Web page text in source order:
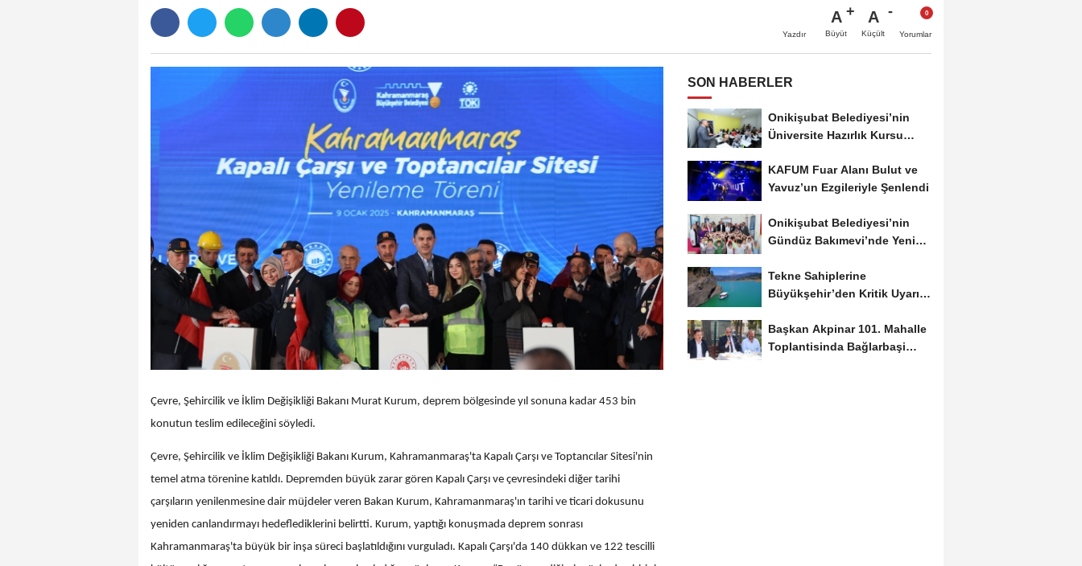
Yazdır
A
Büyüt
A
Küçült Yorumlar
Çevre, Şehircilik ve İklim Değişikliği Bakanı Murat Kurum, deprem bölgesinde yıl sonuna kadar 453 bin
konutun teslim edileceğini söyledi.
Çevre, Şehircilik ve İklim Değişikliği Bakanı Kurum, Kahramanmaraş'ta Kapalı Çarşı ve Toptancılar Sitesi'nin
temel atma törenine katıldı. Depremden büyük zarar gören Kapalı Çarşı ve çevresindeki diğer tarihi
çarşıların yenilenmesine dair müjdeler veren Bakan Kurum, Kahramanmaraş'ın tarihi ve ticari dokusunu
yeniden canlandırmayı hedeflediklerini belirtti. Kurum, yaptığı konuşmada deprem sonrası
Kahramanmaraş'ta büyük bir inşa süreci başlatıldığını vurguladı. Kapalı Çarşı'da 140 dükkan ve 122 tescilli
SON HABERLER
Onikişubat Belediyesi’nin
Üniversite Hazırlık Kursu
KAFUM Fuar Alanı Bulut ve
Yavuz’un Ezgileriyle Şenlendi
Onikişubat Belediyesi’nin
Gündüz Bakımevi’nde Yeni
Tekne Sahiplerine
Büyükşehir’den Kritik Uyarı;
Başkan Akpinar 101. Mahalle
Toplantisinda Bağlarbaşi